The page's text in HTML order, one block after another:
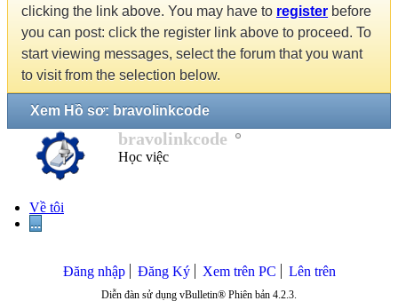
clicking the link above. You may have to register before
you can post: click the register link above to proceed. To
start viewing messages, select the forum that you want
to visit from the selection below.
Xem Hồ sơ: bravolinkcode
bravolinkcode
Học việc
Về tôi
...
Đăng nhập Đăng Ký Xem trên PC Lên trên
Diễn đàn sử dụng vBulletin® Phiên bản 4.2.3.